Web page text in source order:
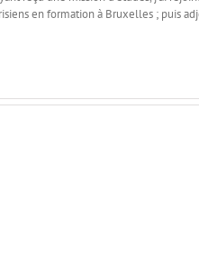
en formation à Bruxelles ; puis